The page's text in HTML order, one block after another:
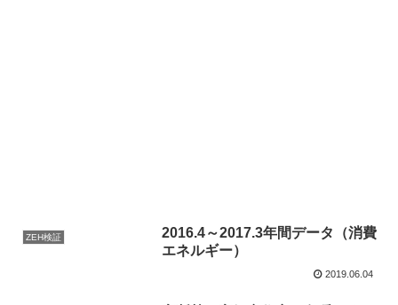
ZEH検証
2016.4～2017.3年間データ（消費
エネルギー）
2019.06.04